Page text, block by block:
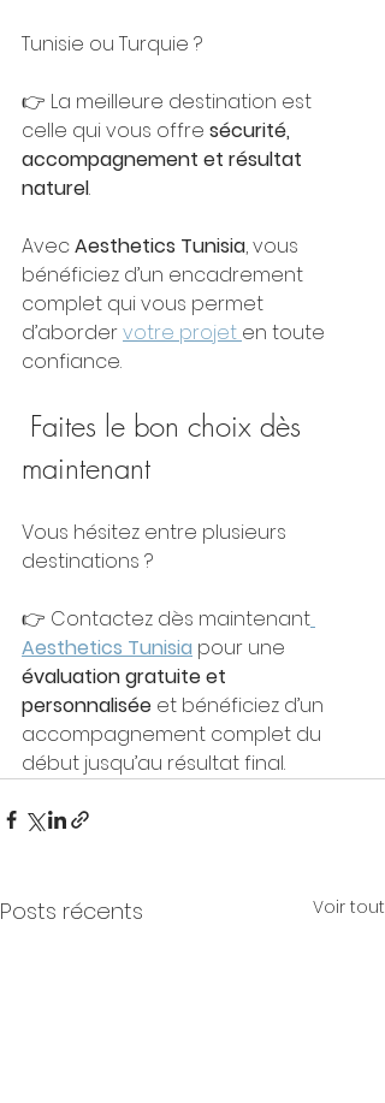
Tunisie ou Turquie ?
👉 La meilleure destination est
celle qui vous offre sécurité,
accompagnement et résultat
naturel.
Avec Aesthetics Tunisia, vous
bénéficiez d’un encadrement
complet qui vous permet
d’aborder votre projet en toute
confiance.
maintenant
Vous hésitez entre plusieurs
destinations ?
👉 Contactez dès maintenant
Aesthetics Tunisia pour une
évaluation gratuite et
personnalisée et bénéficiez d’un
accompagnement complet du
début jusqu’au résultat final.
Posts récents Voir tout